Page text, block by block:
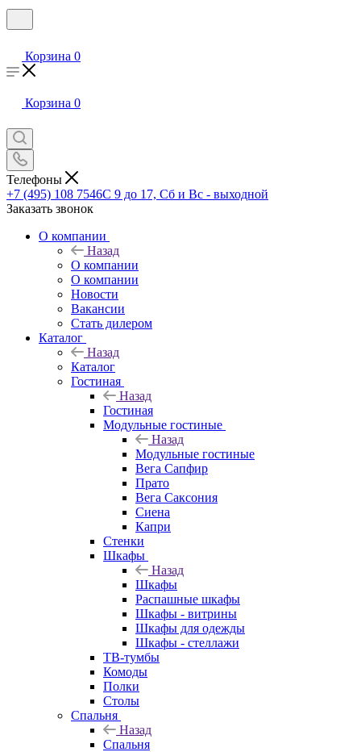
Корзина 0
Корзина 0
Телефоны
+7 (495) 108 7546С 9 до 17, Сб и Вс - выходной
Заказать звонок
О компании
Назад
О компании
О компании
Новости
Вакансии
Стать дилером
Каталог
Назад
Каталог
Гостиная
Назад
Гостиная
Модульные гостиные
Назад
Модульные гостиные
Вега Сапфир
Прато
Вега Саксония
Сиена
Капри
Стенки
Шкафы
Назад
Шкафы
Распашные шкафы
Шкафы - витрины
Шкафы для одежды
Шкафы - стеллажи
ТВ-тумбы
Комоды
Полки
Столы
Спальня
Назад
Спальня